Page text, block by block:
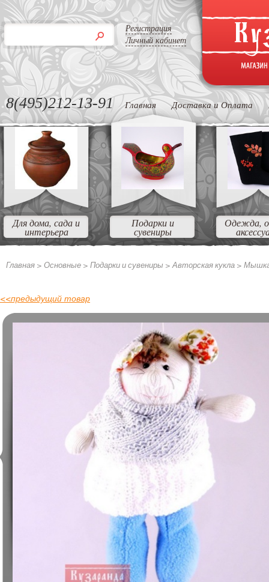
Регистрация
Личный кабинет
8(495)212-13-91 Главная Доставка и Оплата
Для дома, сада и
интерьера
Подарки и
сувениры
Одежда,
Главная > Основные > Подарки и сувениры >Авторская кукла >
<<предыдущий товар